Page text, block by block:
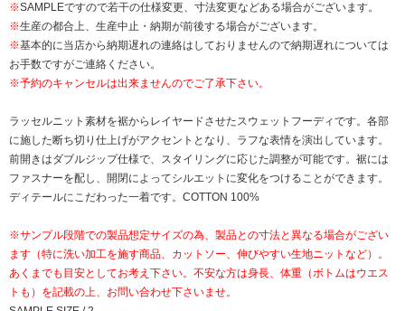
※SAMPLEですので若干の仕様変更、寸法変更などある場合がございます。
※生産の都合上、生産中止・納期が前後する場合がございます。
※基本的に当店から納期遅れの連絡はしておりませんので納期遅れについては
お手数ですがご連絡ください。
※予約のキャンセルは出来ませんのでご了承下さい。
ラッセルニット素材を裾からレイヤードさせたスウェットフーディです。各部
に施した断ち切り仕上げがアクセントとなり、ラフな表情を演出しています。
前開きはダブルジップ仕様で、スタイリングに応じた調整が可能です。裾には
ファスナーを配し、開閉によってシルエットに変化をつけることができます。
ディテールにこだわった一着です。COTTON 100%
※サンプル段階での製品想定サイズの為、製品との寸法と異なる場合がござい
ます（特に洗い加工を施す商品、カットソー、伸びやすい生地ニットなど）。
あくまでも目安としてお考え下さい。不安な方は身長、体重（ボトムはウエス
トも）を記載の上、お問い合わせ下さいませ。